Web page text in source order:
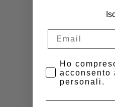
Privacy Policy
Ho
acconsento
personali.